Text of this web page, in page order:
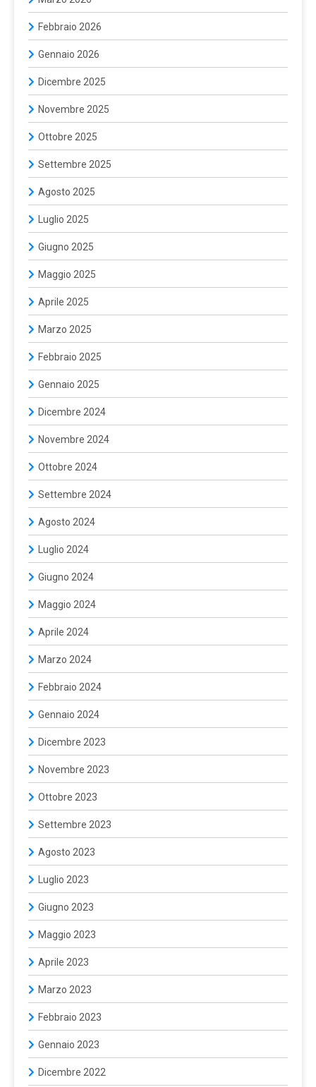
Febbraio 2026
Gennaio 2026
Dicembre 2025
Novembre 2025
Ottobre 2025
Settembre 2025
Agosto 2025
Luglio 2025
Giugno 2025
Maggio 2025
Aprile 2025
Marzo 2025
Febbraio 2025
Gennaio 2025
Dicembre 2024
Novembre 2024
Ottobre 2024
Settembre 2024
Agosto 2024
Luglio 2024
Giugno 2024
Maggio 2024
Aprile 2024
Marzo 2024
Febbraio 2024
Gennaio 2024
Dicembre 2023
Novembre 2023
Ottobre 2023
Settembre 2023
Agosto 2023
Luglio 2023
Giugno 2023
Maggio 2023
Aprile 2023
Marzo 2023
Febbraio 2023
Gennaio 2023
Dicembre 2022